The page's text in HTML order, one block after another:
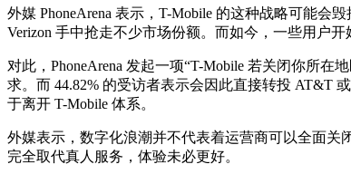
外媒 PhoneArena 表示，T-Mobile 的这种战略可能会
Verizon 手中抢走不少市场份额。而如今，一些用户
对此，PhoneArena 发起一项“T-Mobile 若关闭你所
求。而 44.82% 的受访者表示会因此直接转投 AT&T
于离开 T-Mobile 体系。
外媒表示，数字化浪潮并不代表着运营商可以全面
完全取代真人服务，体验未必更好。